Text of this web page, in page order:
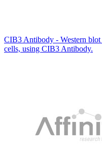
CIB3 Antibody - Western
cells, using CIB3 Antibody.